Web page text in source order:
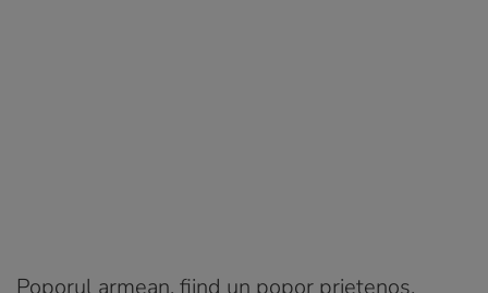
Poporul armean, fiind un popor prietenos,